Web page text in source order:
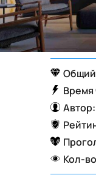
Общий
Время
Автор:
Кол-